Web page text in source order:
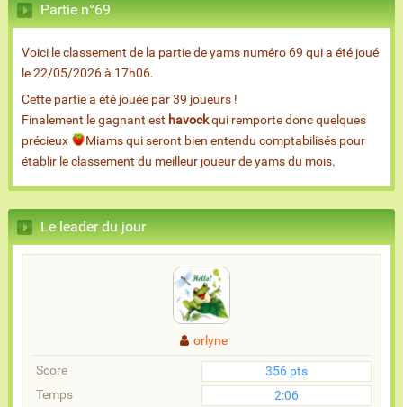
Partie n°69
Voici le classement de la partie de yams numéro 69 qui a été joué
le 22/05/2026 à 17h06.
Cette partie a été jouée par 39 joueurs !
Finalement le gagnant est havockqui remporte donc quelques
précieux
Miams qui seront bien entendu comptabilisés pour
établir le classement du meilleur joueur de yams du mois.
Le leader du jour
orlyne
Score
356 pts
Temps
2:06